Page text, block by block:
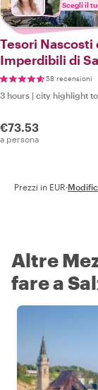
Scegli il
Tesori Nascosti
Imperdibili di
58 recensioni
3 hours | city highlight
€73.53
a persona
Prezzi in EUR·
Altre
fare a